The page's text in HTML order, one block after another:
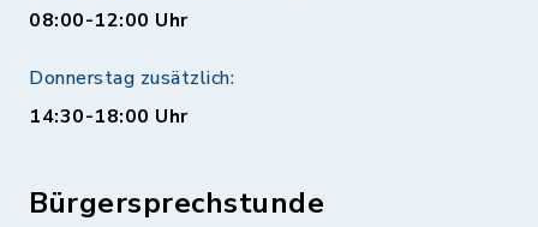
08:00-12:00 Uhr
Donnerstag zusätzlich:
14:30-18:00 Uhr
Bürgersprechstunde